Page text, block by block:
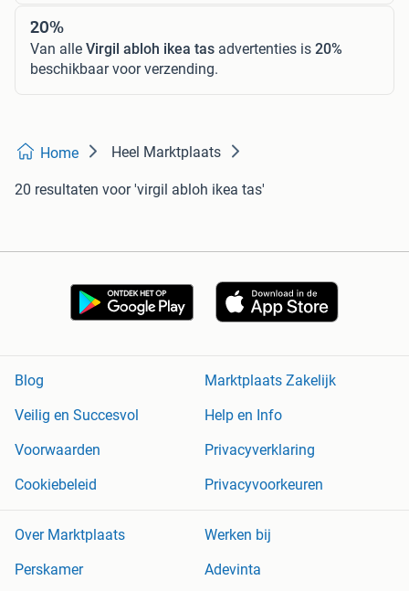
20%
Van alle Virgil abloh ikea tas advertenties is 20%
beschikbaar voor verzending.
Home Heel Marktplaats
20 resultaten voor 'virgil abloh ikea tas'
Blog
Marktplaats Zakelijk
Veilig en Succesvol
Help en Info
Voorwaarden
Privacyverklaring
Cookiebeleid
Privacyvoorkeuren
Over Marktplaats
Werken bij
Perskamer
Adevinta